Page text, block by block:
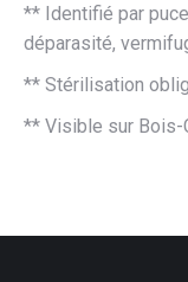
** Identifié par
déparasité,
** Stérilisation
** Visible sur Bois-